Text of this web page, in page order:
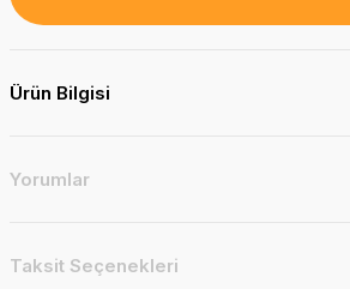
Ürün Bilgisi
Yorumlar
Taksit Seçenekleri